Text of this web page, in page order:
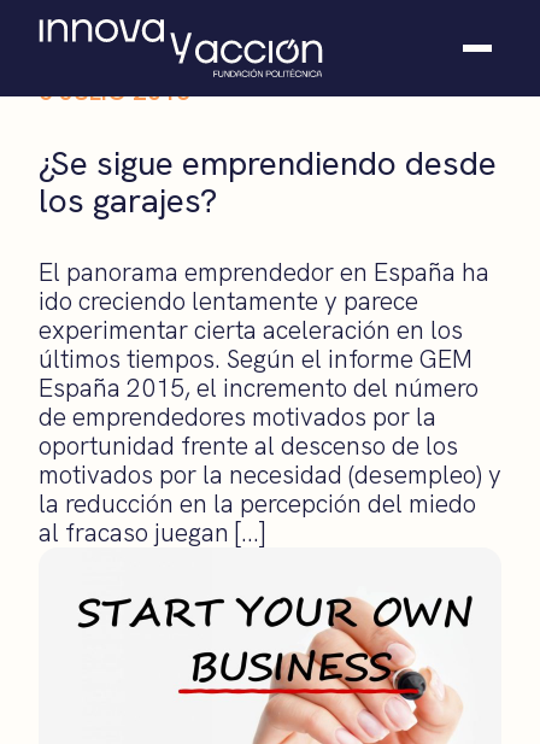
Somos fundación
Casos de éxito
Modo On
Contacto
5 JULIO 2016
¿Se sigue emprendiendo desde
los garajes?
El panorama emprendedor en España ha
ido creciendo lentamente y parece
experimentar cierta aceleración en los
últimos tiempos. Según el informe GEM
España 2015, el incremento del número
de emprendedores motivados por la
oportunidad frente al descenso de los
motivados por la necesidad (desempleo) y
la reducción en la percepción del miedo
al fracaso juegan […]